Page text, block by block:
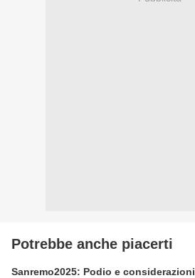
Potrebbe anche piacerti
Sanremo2025: Podio e considerazioni